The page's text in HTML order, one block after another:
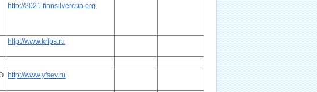
http://2021.finnsilvercup.org
http://www.krfps.ru
http://www.yfsev.ru